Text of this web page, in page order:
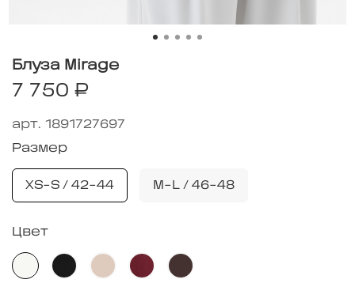
арт. 1891727697
Блуза Mirage
7 750 ₽
Размер
XS-S / 42-44 M-L / 46-48
Цвет